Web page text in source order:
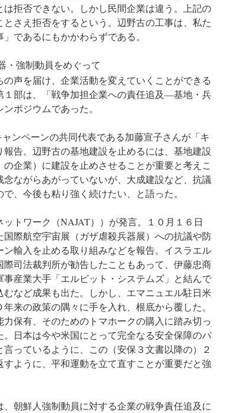
拒否できない。しかし民間企業は違う。上記の
さえ拒否をするという。辺野古の工事は、私た
であるにもかかわらずである。
・強制動員をめぐって
声を届け、企業活動を変えていくことができる
部は、「戦争加担企業への責任追及―基地・兵
ポジウムであった。
ンペーンの共同代表である加藤宣子さんが「キ
告。辺野古の基地建設を止めるには、基地建設
企業）に建設を止めさせることが重要と考えこ
ながらあがっていないが、大成建設など、抗議
、今後も粘り強く続けたい、と語った。
トワーク（NAJAT））が発言。１０月１６日
際航空宇宙展（ガザ虐殺兵器展）への抗議や防
輸入を止める取り組みなどを報告。イスラエル
司法裁判所が勧告したこともあって、伊藤忠商
産業大手「エルビット・システムズ」と結んで
など成果も出た。しかし、エマニュエル駐日米
来の政策の隅々に手を入れ、根底から覆した。
保有、そのためのトマホークの購入に踏み切っ
日本は今や米国にとって完全なる安全保障のパ
っているように、この（安保３文書以降の）２
ように、平和運動を立て直すことが重要だと強
朝鮮人強制動員に対する企業の戦争責任追及に